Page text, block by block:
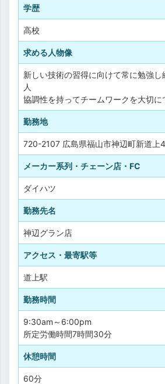
学歴
高校
求める人物像
新しい技術の習得に向けて常に勉強し
人
協調性を持ってチームワークを大切に
勤務地
720-2107 広島県福山市神辺町新道上
メーカー系列・チェーン店・FC
ダイハツ
勤務先名
神辺グラン店
アクセス・最寄駅等
道上駅
勤務時間
9:30am～6:00pm
所定労働時間7時間30分
休憩時間
60分